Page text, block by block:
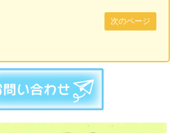
次のページ